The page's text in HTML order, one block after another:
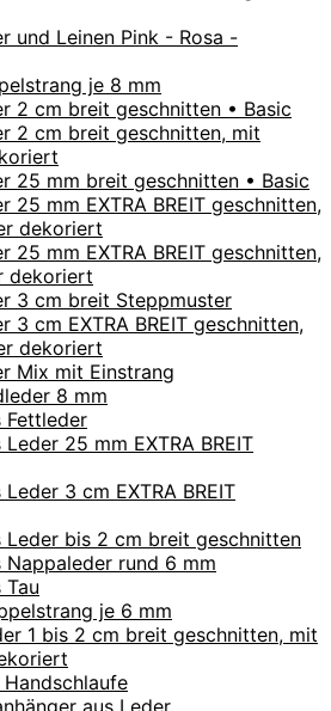
und Leinen Pink - Rosa -
je 8 mm
2 cm breit geschnitten • Basic
2 cm breit geschnitten, mit
25 mm breit geschnitten • Basic
25 mm EXTRA BREIT geschnitten,
dekoriert
25 mm EXTRA BREIT geschnitten,
dekoriert
3 cm breit Steppmuster
3 cm EXTRA BREIT geschnitten,
dekoriert
Mix mit Einstrang
8 mm
Fettleder
25 mm EXTRA BREIT
3 cm EXTRA BREIT
Leder bis 2 cm breit geschnitten
Nappaleder rund 6 mm
Tau
je 6 mm
1 bis 2 cm breit geschnitten, mit
aus Leder